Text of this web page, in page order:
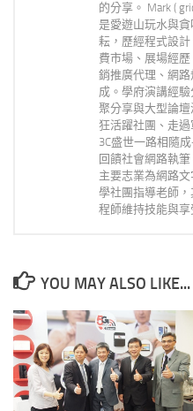
的分享。 Mark (
是愛遊山玩水與
耘，歷經程式設
費市場、展場經
銷推廣代理、網
成。學府演講經
聚分享與大型論
狂活躍社團、走
3C盛世一路相隨
回饋社會網路執
主要志業為網路
學社團指導老師
程師維持技能與享
YOU MAY ALSO LIKE...